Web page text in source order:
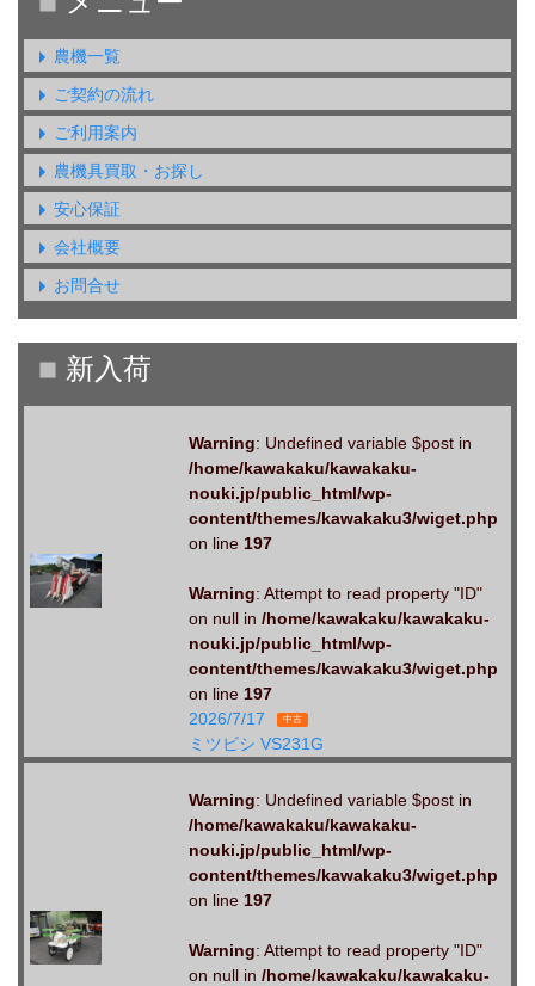
農機一覧
ご契約の流れ
ご利用案内
農機具買取・お探し
安心保証
会社概要
お問合せ
Warning: Undefined variable $post in
/home/kawakaku/kawakaku-
nouki.jp/public_html/wp-
content/themes/kawakaku3/wiget.php
on line 197
Warning: Attempt to read property "ID"
on null in /home/kawakaku/kawakaku-
nouki.jp/public_html/wp-
content/themes/kawakaku3/wiget.php
on line 197
2026/7/17
中古
ミツビシ VS231G
Warning: Undefined variable $post in
/home/kawakaku/kawakaku-
nouki.jp/public_html/wp-
content/themes/kawakaku3/wiget.php
on line 197
Warning: Attempt to read property "ID"
on null in /home/kawakaku/kawakaku-